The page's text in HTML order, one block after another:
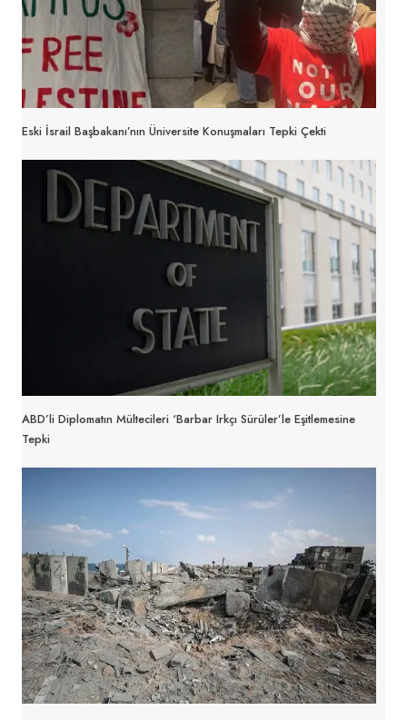
Eski İsrail Başbakanı’nın Üniversite Konuşmaları Tepki Çekti
ABD’li Diplomatın Mültecileri ‘barbar Irkçı Sürüler’le Eşitlemesine
Tepki